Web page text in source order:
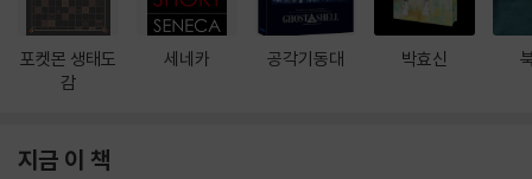
포켓몬 생태도
감
세네카 공각기동대 박효신
지금 이 책